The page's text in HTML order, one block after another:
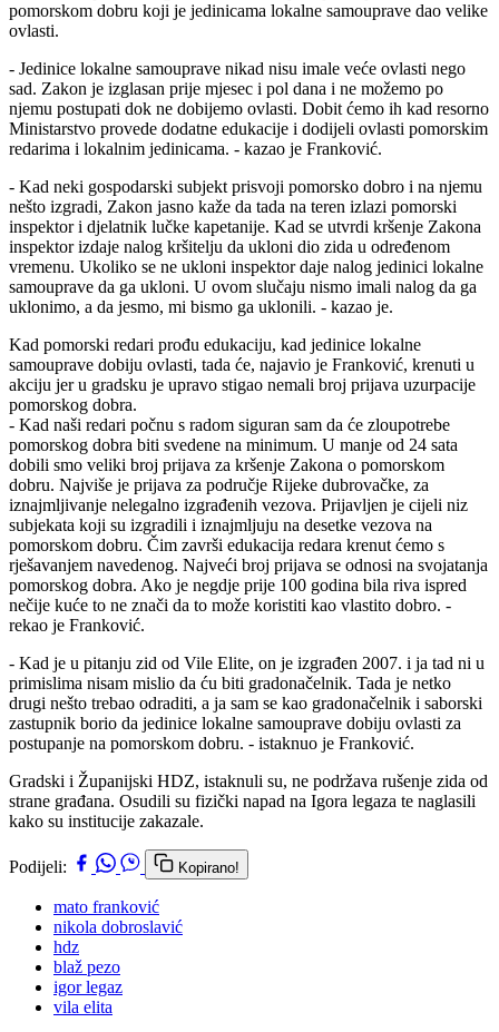
pomorskom dobru koji je jedinicama lokalne samouprave dao velike
ovlasti.
- Jedinice lokalne samouprave nikad nisu imale veće ovlasti nego
sad. Zakon je izglasan prije mjesec i pol dana i ne možemo po
njemu postupati dok ne dobijemo ovlasti. Dobit ćemo ih kad resorno
Ministarstvo provede dodatne edukacije i dodijeli ovlasti pomorskim
redarima i lokalnim jedinicama. - kazao je Franković.
- Kad neki gospodarski subjekt prisvoji pomorsko dobro i na njemu
nešto izgradi, Zakon jasno kaže da tada na teren izlazi pomorski
inspektor i djelatnik lučke kapetanije. Kad se utvrdi kršenje Zakona
inspektor izdaje nalog kršitelju da ukloni dio zida u određenom
vremenu. Ukoliko se ne ukloni inspektor daje nalog jedinici lokalne
samouprave da ga ukloni. U ovom slučaju nismo imali nalog da ga
uklonimo, a da jesmo, mi bismo ga uklonili. - kazao je.
Kad pomorski redari prođu edukaciju, kad jedinice lokalne
samouprave dobiju ovlasti, tada će, najavio je Franković, krenuti u
akciju jer u gradsku je upravo stigao nemali broj prijava uzurpacije
pomorskog dobra.
- Kad naši redari počnu s radom siguran sam da će zloupotrebe
pomorskog dobra biti svedene na minimum. U manje od 24 sata
dobili smo veliki broj prijava za kršenje Zakona o pomorskom
dobru. Najviše je prijava za područje Rijeke dubrovačke, za
iznajmljivanje nelegalno izgrađenih vezova. Prijavljen je cijeli niz
subjekata koji su izgradili i iznajmljuju na desetke vezova na
pomorskom dobru. Čim završi edukacija redara krenut ćemo s
rješavanjem navedenog. Najveći broj prijava se odnosi na svojatanja
pomorskog dobra. Ako je negdje prije 100 godina bila riva ispred
nečije kuće to ne znači da to može koristiti kao vlastito dobro. -
rekao je Franković.
- Kad je u pitanju zid od Vile Elite, on je izgrađen 2007. i ja tad ni u
primislima nisam mislio da ću biti gradonačelnik. Tada je netko
drugi nešto trebao odraditi, a ja sam se kao gradonačelnik i saborski
zastupnik borio da jedinice lokalne samouprave dobiju ovlasti za
postupanje na pomorskom dobru. - istaknuo je Franković.
Gradski i Županijski HDZ, istaknuli su, ne podržava rušenje zida od
strane građana. Osudili su fizički napad na Igora legaza te naglasili
kako su institucije zakazale.
Podijeli: Kopirano!
mato franković
nikola dobroslavić
hdz
blaž pezo
igor legaz
vila elita